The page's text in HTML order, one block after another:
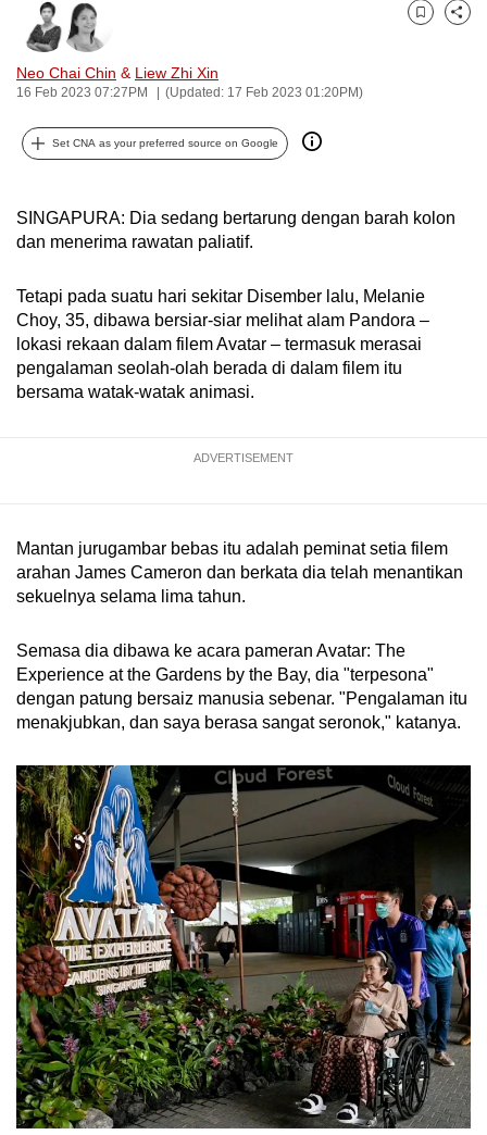
Neo Chai Chin & Liew Zhi Xin
16 Feb 2023 07:27PM (Updated: 17 Feb 2023 01:20PM)
Bookmark
Share
Set CNA as your preferred source on Google
SINGAPURA: Dia sedang bertarung dengan barah kolon
dan menerima rawatan paliatif.
Tetapi pada suatu hari sekitar Disember lalu, Melanie
Choy, 35, dibawa bersiar-siar melihat alam Pandora –
lokasi rekaan dalam filem Avatar – termasuk merasai
pengalaman seolah-olah berada di dalam filem itu
bersama watak-watak animasi.
ADVERTISEMENT
Mantan jurugambar bebas itu adalah peminat setia filem
arahan James Cameron dan berkata dia telah menantikan
sekuelnya selama lima tahun.
Semasa dia dibawa ke acara pameran Avatar: The
Experience at the Gardens by the Bay, dia "terpesona"
dengan patung bersaiz manusia sebenar. "Pengalaman itu
menakjubkan, dan saya berasa sangat seronok," katanya.
can
possibly
be.
To
continue,
to
a
browser
or,
for
the
finest
Upgraded
still
having
issues?
Contact
us